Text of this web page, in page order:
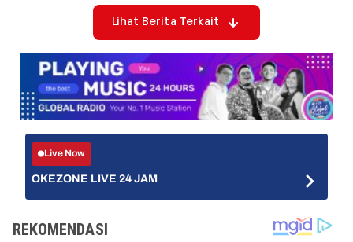
Lihat Berita Terkait
Live Now
OKEZONE LIVE 24 JAM